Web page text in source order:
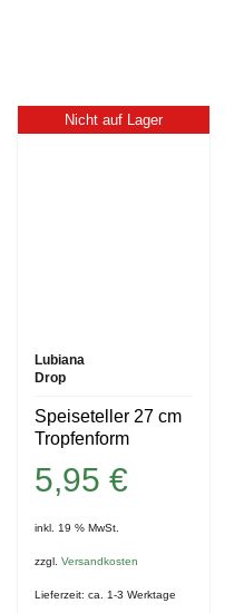
Nicht auf Lager
Lubiana
Drop
Speiseteller 27 cm
Tropfenform
5,95€
inkl. 19 % MwSt.
zzgl.Versandkosten
Lieferzeit:ca. 1-3 Werktage